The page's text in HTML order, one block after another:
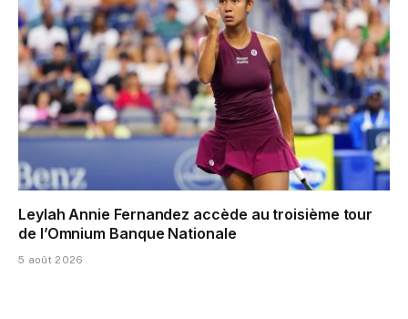
Leylah Annie Fernandez accède au troisième tour
de l’Omnium Banque Nationale
5 août 2026